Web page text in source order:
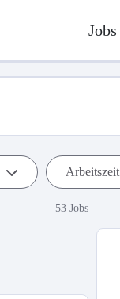
Jobs
Arbeitszeit
53 Jobs